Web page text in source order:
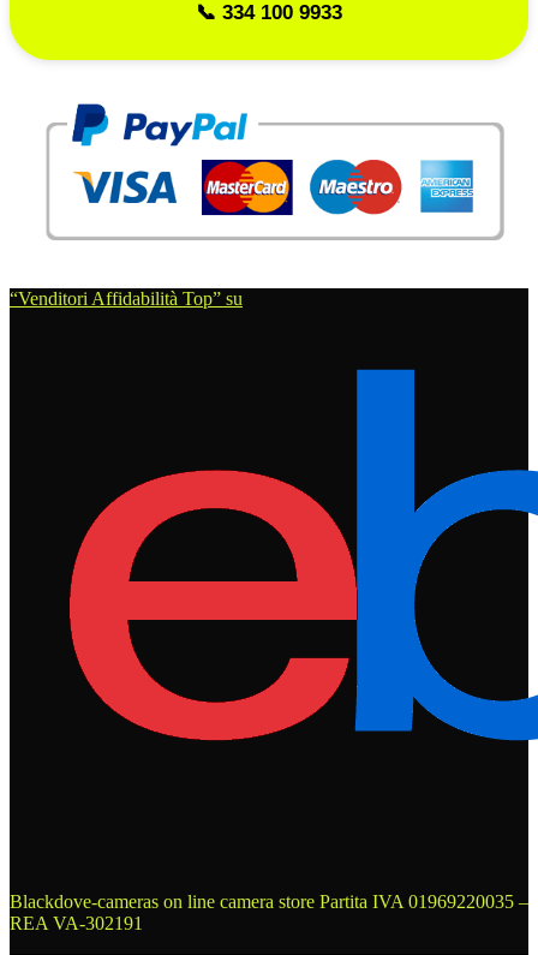
📞 334 100 9933
“Venditori Affidabilità Top” su
Blackdove-cameras on line camera store Partita IVA 01969220035 –
REA VA-302191